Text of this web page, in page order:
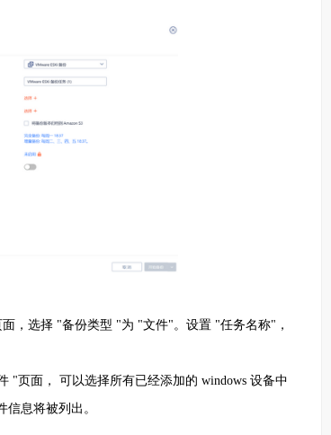
选择 "备份类型 "为 "文件"。设置 "任务名称"，
面， 可以选择所有已经添加的 windows 设备中
息将被列出。